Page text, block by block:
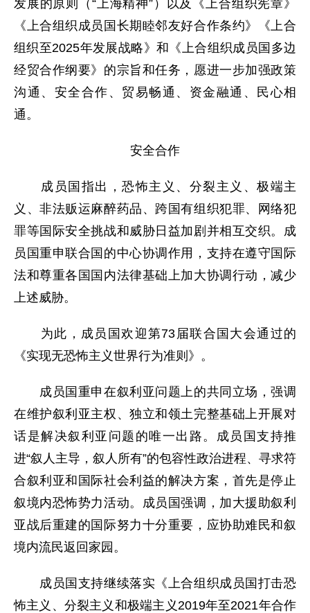
发展的原则（“上海精神”）以及《上合组织宪章》
《上合组织成员国长期睦邻友好合作条约》《上合
组织至2025年发展战略》和《上合组织成员国多边
经贸合作纲要》的宗旨和任务，愿进一步加强政策
沟通、安全合作、贸易畅通、资金融通、民心相
通。
安全合作
成员国指出，恐怖主义、分裂主义、极端主
义、非法贩运麻醉药品、跨国有组织犯罪、网络犯
罪等国际安全挑战和威胁日益加剧并相互交织。成
员国重申联合国的中心协调作用，支持在遵守国际
法和尊重各国国内法律基础上加大协调行动，减少
上述威胁。
为此，成员国欢迎第73届联合国大会通过的
《实现无恐怖主义世界行为准则》。
成员国重申在叙利亚问题上的共同立场，强调
在维护叙利亚主权、独立和领土完整基础上开展对
话是解决叙利亚问题的唯一出路。成员国支持推
进“叙人主导，叙人所有”的包容性政治进程、寻求符
合叙利亚和国际社会利益的解决方案，首先是停止
叙境内恐怖势力活动。成员国强调，加大援助叙利
亚战后重建的国际努力十分重要，应协助难民和叙
境内流民返回家园。
成员国支持继续落实《上合组织成员国打击恐
怖主义、分裂主义和极端主义2019年至2021年合作